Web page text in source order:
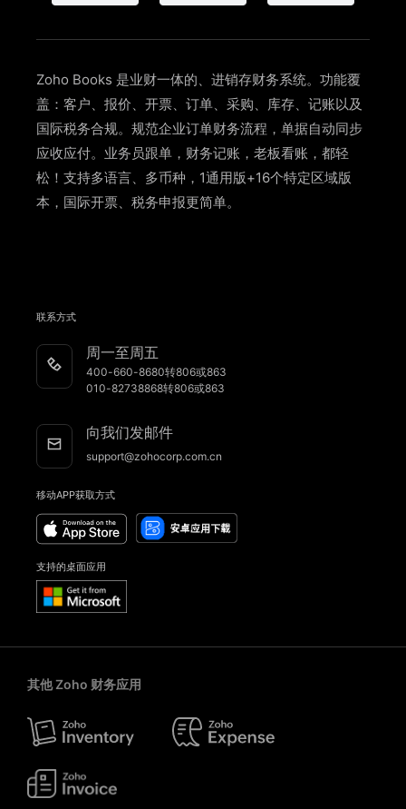
Zoho Books 是业财一体的、 进销存财务系统。功能覆
盖：客户、报价、开票、订单、采购、库存、记账以及
国际税务合规。规范企业订单财务流程，单据自动同步
应收应付。业务员跟单，财务记账，老板看账，都轻
松！支持多语言、多币种，1通用版+16个特定区域版
本，国际开票、税务申报更简单。
联系方式
周一至周五
400-660-8680转806或863
010-82738868转806或863
向我们发邮件
support@zohocorp.com.cn
移动APP获取方式
支持的桌面应用
财务报表
文档管理
自动化订单管理
进销存系统所有功能
其他 Zoho 财务应用